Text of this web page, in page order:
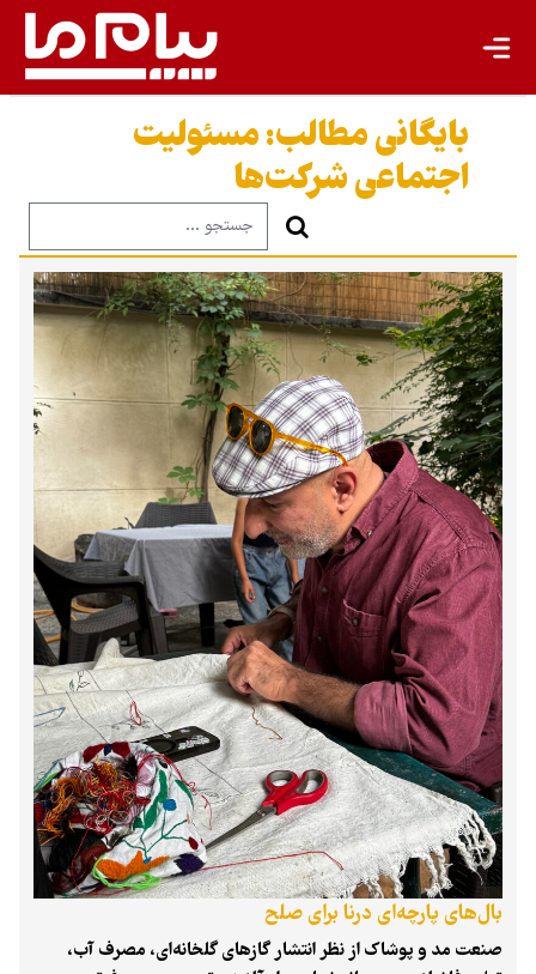
بایگانی مطالب:مسئولیت
اجتماعی شرکت‌ها
بال‌های پارچه‌ای درنا برای صلح
صنعت مد و پوشاک از نظر انتشار گازهای گلخانه‌ای، مصرف آب،